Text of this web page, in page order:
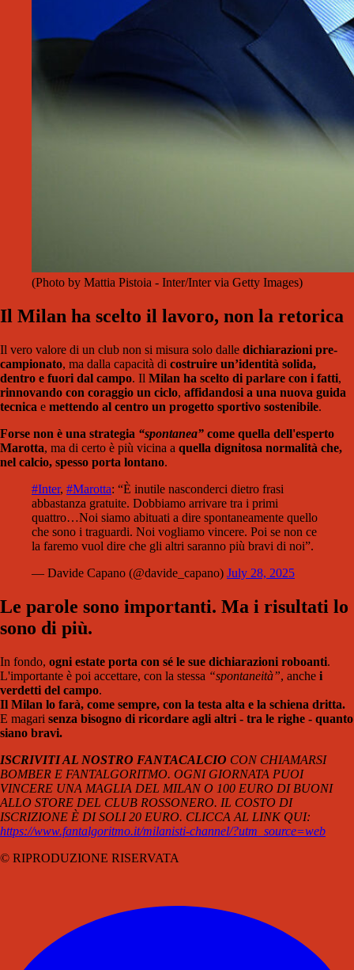
(Photo by Mattia Pistoia - Inter/Inter via Getty Images)
Il Milan ha scelto il lavoro, non la retorica
Il vero valore di un club non si misura solo dalle dichiarazioni pre-
campionato, ma dalla capacità di costruire un’identità solida,
dentro e fuori dal campo. Il Milan ha scelto di parlare con i fatti,
rinnovando con coraggio un ciclo, affidandosi a una nuova guida
tecnica e mettendo al centro un progetto sportivo sostenibile.
Forse non è una strategia “spontanea” come quella dell'esperto
Marotta, ma di certo è più vicina a quella dignitosa normalità che,
nel calcio, spesso porta lontano.
#Inter, #Marotta: “È inutile nasconderci dietro frasi
abbastanza gratuite. Dobbiamo arrivare tra i primi
quattro…Noi siamo abituati a dire spontaneamente quello
che sono i traguardi. Noi vogliamo vincere. Poi se non ce
la faremo vuol dire che gli altri saranno più bravi di noi”.
— Davide Capano (@davide_capano) July 28, 2025
Le parole sono importanti. Ma i risultati lo
sono di più.
In fondo, ogni estate porta con sé le sue dichiarazioni roboanti.
L'importante è poi accettare, con la stessa “spontaneità”, anche i
verdetti del campo.
Il Milan lo farà, come sempre, con la testa alta e la schiena dritta.
E magari senza bisogno di ricordare agli altri - tra le righe - quanto
siano bravi.
ISCRIVITI AL NOSTRO FANTACALCIO CON CHIAMARSI
BOMBER E FANTALGORITMO. OGNI GIORNATA PUOI
VINCERE UNA MAGLIA DEL MILAN O 100 EURO DI BUONI
ALLO STORE DEL CLUB ROSSONERO. IL COSTO DI
ISCRIZIONE È DI SOLI 20 EURO. CLICCA AL LINK QUI:
https://www.fantalgoritmo.it/milanisti-channel/?utm_source=web
© RIPRODUZIONE RISERVATA